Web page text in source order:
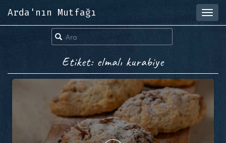
Arda'nın Mutfağı
Etiket: elmalı kurabiye